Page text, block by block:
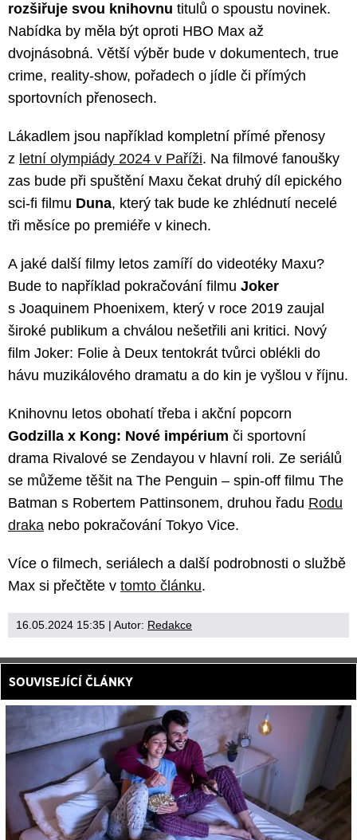
rozšiřuje svou knihovnu titulů o spoustu novinek.
Nabídka by měla být oproti HBO Max až
dvojnásobná. Větší výběr bude v dokumentech, true
crime, reality-show, pořadech o jídle či přímých
sportovních přenosech.
Lákadlem jsou například kompletní přímé přenosy
z letní olympiády 2024 v Paříži. Na filmové fanoušky
zas bude při spuštění Maxu čekat druhý díl epického
sci-fi filmu Duna, který tak bude ke zhlédnutí necelé
tři měsíce po premiéře v kinech.
A jaké další filmy letos zamíří do videotéky Maxu?
Bude to například pokračování filmu Joker
s Joaquinem Phoenixem, který v roce 2019 zaujal
široké publikum a chválou nešetřili ani kritici. Nový
film Joker: Folie à Deux tentokrát tvůrci oblékli do
hávu muzikálového dramatu a do kin je vyšlou v říjnu.
Knihovnu letos obohatí třeba i akční popcorn
Godzilla x Kong: Nové impérium či sportovní
drama Rivalové se Zendayou v hlavní roli. Ze seriálů
se můžeme těšit na The Penguin – spin-off filmu The
Batman s Robertem Pattinsonem, druhou řadu Rodu
draka nebo pokračování Tokyo Vice.
Více o filmech, seriálech a další podrobnosti o službě
Max si přečtěte v tomto článku.
16.05.2024 15:35 | Autor: Redakce
SOUVISEJÍCÍ ČLÁNKY